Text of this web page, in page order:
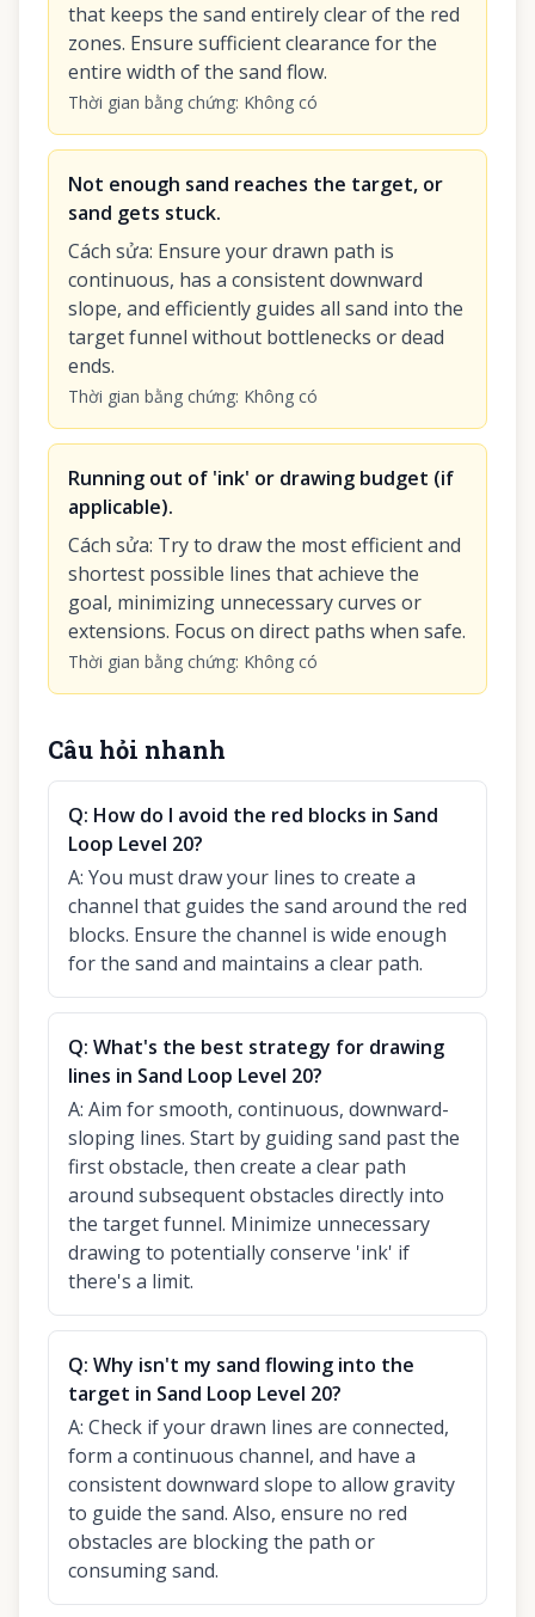
that keeps the sand entirely clear of the red
zones. Ensure sufficient clearance for the
entire width of the sand flow.
Thời gian bằng chứng: Không có
Not enough sand reaches the target, or
sand gets stuck.
Cách sửa: Ensure your drawn path is
continuous, has a consistent downward
slope, and efficiently guides all sand into the
target funnel without bottlenecks or dead
ends.
Thời gian bằng chứng: Không có
Running out of 'ink' or drawing budget (if
applicable).
Cách sửa: Try to draw the most efficient and
shortest possible lines that achieve the
goal, minimizing unnecessary curves or
extensions. Focus on direct paths when safe.
Thời gian bằng chứng: Không có
Câu hỏi nhanh
Q: How do I avoid the red blocks in Sand
Loop Level 20?
A: You must draw your lines to create a
channel that guides the sand around the red
blocks. Ensure the channel is wide enough
for the sand and maintains a clear path.
Q: What's the best strategy for drawing
lines in Sand Loop Level 20?
A: Aim for smooth, continuous, downward-
sloping lines. Start by guiding sand past the
first obstacle, then create a clear path
around subsequent obstacles directly into
the target funnel. Minimize unnecessary
drawing to potentially conserve 'ink' if
there's a limit.
Q: Why isn't my sand flowing into the
target in Sand Loop Level 20?
A: Check if your drawn lines are connected,
form a continuous channel, and have a
consistent downward slope to allow gravity
to guide the sand. Also, ensure no red
obstacles are blocking the path or
consuming sand.